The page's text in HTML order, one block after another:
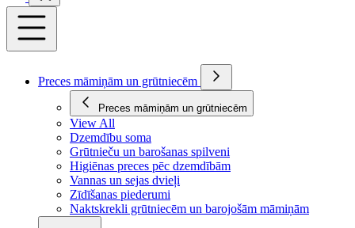
Preces māmiņām un grūtniecēm
Preces māmiņām un grūtniecēm
View All
Dzemdību soma
Grūtnieču un barošanas spilveni
Higiēnas preces pēc dzemdībām
Vannas un sejas dvieļi
Zīdīšanas piederumi
Naktskrekli grūtniecēm un barojošām māmiņām